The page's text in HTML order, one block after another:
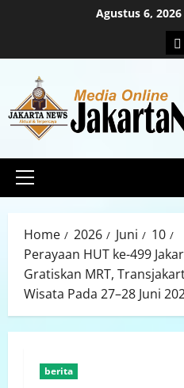
Agustus 6, 2026
Home 2026 Juni
10
Perayaan HUT ke-499
Gratiskan MRT,
Wisata Pada 27–28 Juni
berita